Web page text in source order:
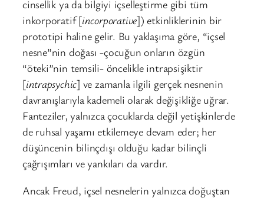
cinsellik ya da bilgiyi içselleştirme gibi tüm
inkorporatif [incorporative]) etkinliklerinin bir
prototipi haline gelir. Bu yaklaşıma göre, “içsel
nesne”nin doğası -çocuğun onların özgün
“öteki”nin temsili- öncelikle intrapsişiktir
[intrapsychic] ve zamanla ilgili gerçek nesnenin
davranışlarıyla kademeli olarak değişikliğe uğrar.
Fanteziler, yalnızca çocuklarda değil yetişkinlerde
de ruhsal yaşamı etkilemeye devam eder; her
düşüncenin bilinçdışı olduğu kadar bilinçli
çağrışımları ve yankıları da vardır.
Ancak Freud, içsel nesnelerin yalnızca doğuştan